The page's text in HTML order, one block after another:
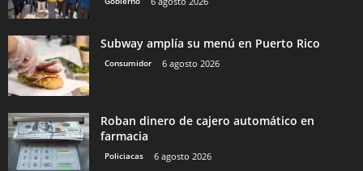
Subway amplía su menú en Puerto Rico
Consumidor 6 agosto 2026
Roban dinero de cajero automático en
farmacia
Policiacas 6 agosto 2026